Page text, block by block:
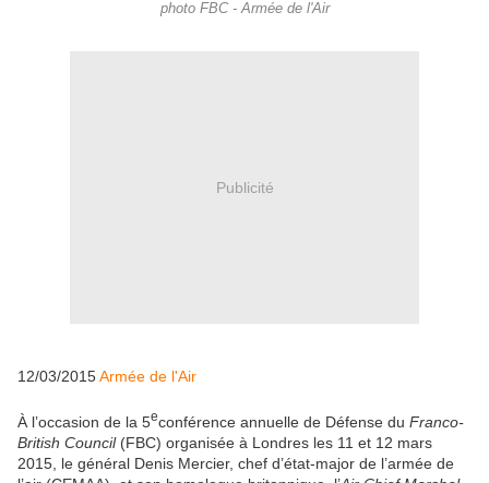
photo FBC - Armée de l'Air
Publicité
12/03/2015Armée de l'Air
À l’occasion de la 5econférence annuelle de Défense du Franco-
British Council (FBC) organisée à Londres les 11 et 12 mars
2015, le général Denis Mercier, chef d’état-major de l’armée de